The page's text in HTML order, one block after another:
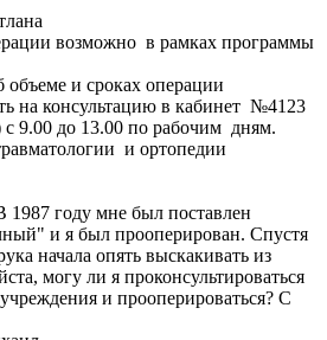
возможно в рамках программы
и сроках операции
на консультацию в кабинет №4123
с 9.00 до 13.00 по рабочим дням.
и ортопедии
1987 году мне был поставлен
и я был прооперирован. Спустя
начала опять выскакивать из
могу ли я проконсультироваться
и прооперироваться? С